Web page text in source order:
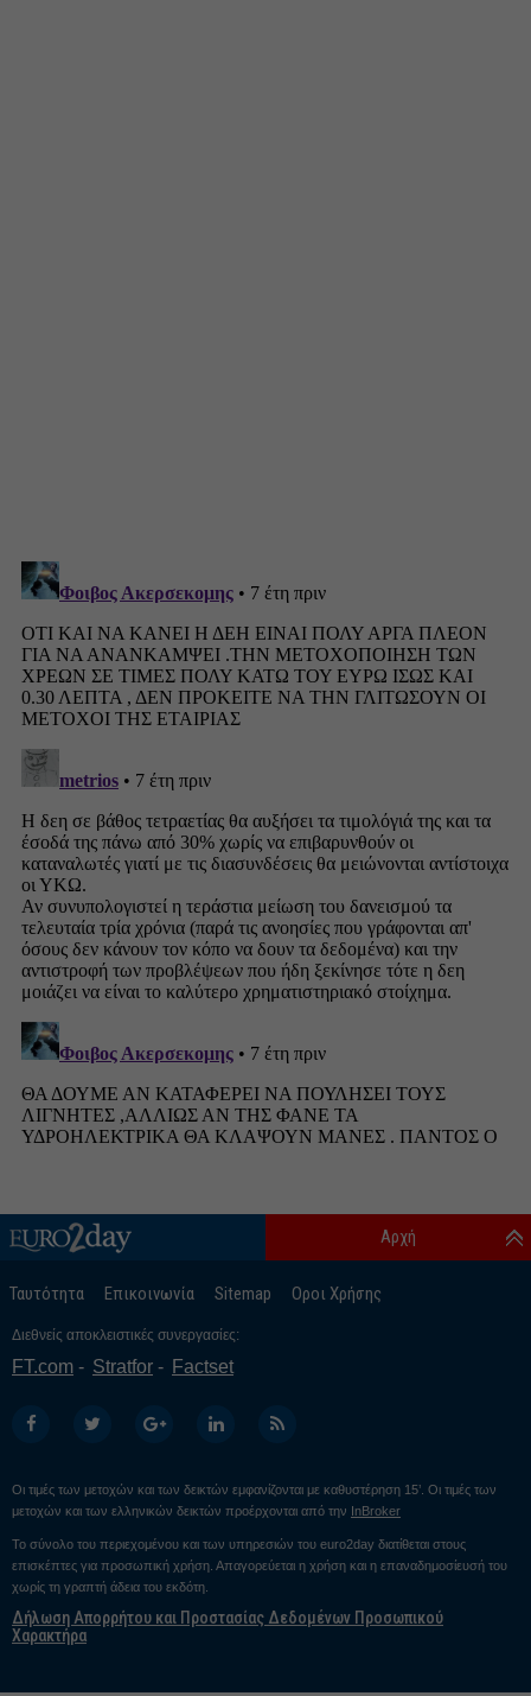
Ταυτότητα Επικοινωνία Sitemap Οροι Χρήσης
Αρχή
Διεθνείς αποκλειστικές συνεργασίες:
FT.com Stratfor Factset
Οι τιμές των μετοχών και των δεικτών εμφανίζονται με καθυστέρηση 15’. Οι τιμές των
μετοχών και των ελληνικών δεικτών προέρχονται από την InBroker
Το σύνολο του περιεχομένου και των υπηρεσιών του euro2day διατίθεται στους
επισκέπτες για προσωπική χρήση. Απαγορεύεται η χρήση και η επαναδημοσίευσή του
χωρίς τη γραπτή άδεια του εκδότη.
Δήλωση Απορρήτου και Προστασίας Δεδομένων Προσωπικού
Χαρακτήρα